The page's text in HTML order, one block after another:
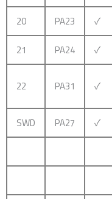
20 PA23 ✓
21 PA24 ✓
22 PA31 ✓
SWD PA27 ✓